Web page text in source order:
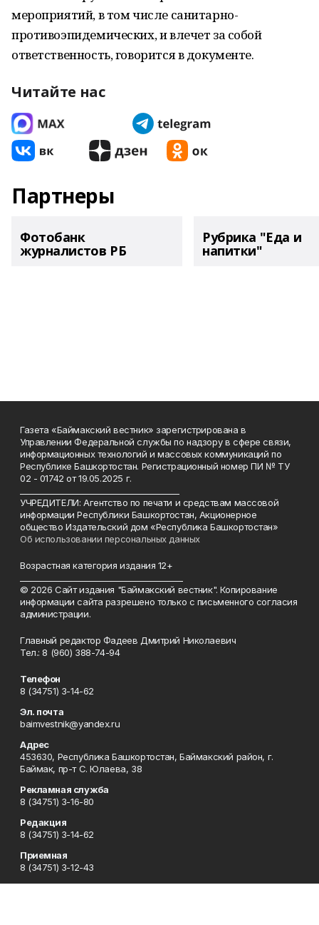
мероприятий, в том числе санитарно-
противоэпидемических, и влечет за собой
ответственность, говорится в документе.
Читайте нас
Партнеры
Фотобанк
журналистов РБ
Рубрика "Еда и
напитки"
Газета «Баймакский вестник» зарегистрирована в
Управлении Федеральной службы по надзору в сфере связи,
информационных технологий и массовых коммуникаций по
Республике Башкортостан. Регистрационный номер ПИ № ТУ
02 - 01742 от 19.05.2025 г.
УЧРЕДИТЕЛИ: Агентство по печати и средствам массовой
информации Республики Башкортостан, Акционерное
общество Издательский дом «Республика Башкортостан»
Об использовании персональных данных
Возрастная категория издания 12+
© 2026 Сайт издания "Баймакский вестник". Копирование
информации сайта разрешено только с письменного согласия
администрации.
Главный редактор Фадеев Дмитрий Николаевич
Тел.: 8 (960) 388-74-94
Телефон
8 (34751) 3-14-62
Эл. почта
baimvestnik@yandex.ru
Адрес
453630, Республика Башкортостан, Баймакский район, г.
Баймак, пр-т С. Юлаева, 38
Рекламная служба
8 (34751) 3-16-80
Редакция
8 (34751) 3-14-62
Приемная
8 (34751) 3-12-43